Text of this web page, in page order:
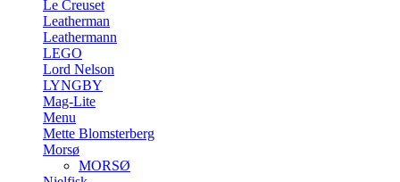
Le Creuset
Leatherman
Leathermann
LEGO
Lord Nelson
LYNGBY
Mag-Lite
Menu
Mette Blomsterberg
Morsø
MORSØ